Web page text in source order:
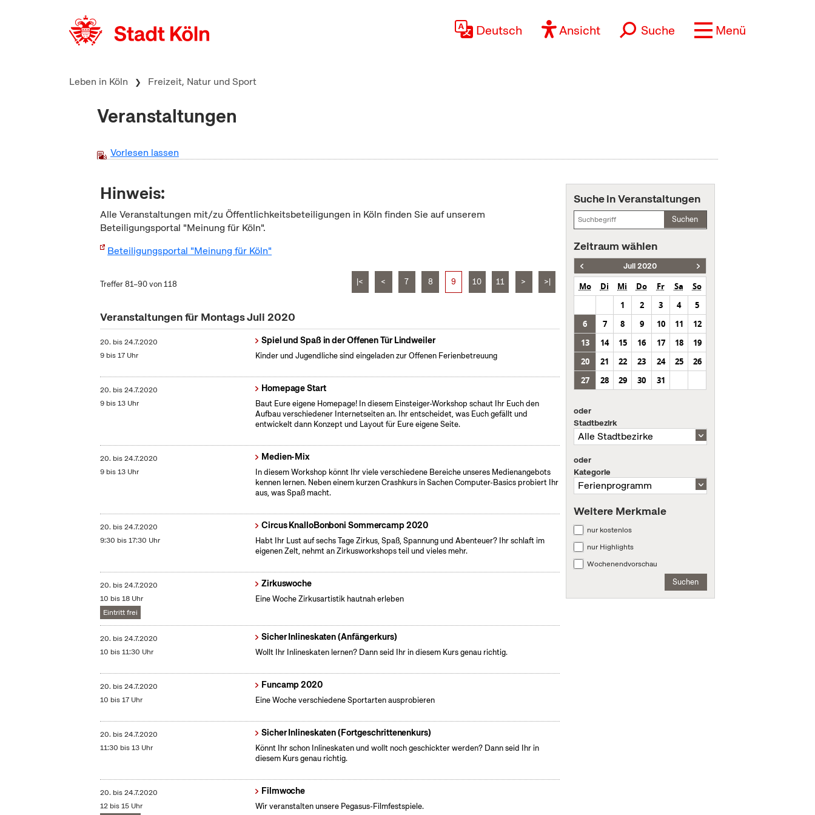
Deutsch Ansicht Suche Menü
Leben in Köln Freizeit, Natur und Sport
Veranstaltungen
Vorlesen lassen
Hinweis:
Alle Veranstaltungen mit/zu Öffentlichkeitsbeteiligungen in Köln finden Sie auf unserem
Beteiligungsportal "Meinung für Köln".
Beteiligungsportal "Meinung für Köln"
Treffer 81–90 von 118 |< < 7 8 9 10 11 > >|
Veranstaltungen für Montags Juli 2020
20. bis24.7.2020
9 bis 17 Uhr
Spiel und Spaß in der Offenen Tür Lindweiler
Kinder und Jugendliche sind eingeladen zur Offenen Ferienbetreuung
20. bis24.7.2020
9 bis 13 Uhr
Homepage Start
Baut Eure eigene Homepage! In diesem Einsteiger-Workshop schaut Ihr Euch den
Aufbau verschiedener Internetseiten an. Ihr entscheidet, was Euch gefällt und
entwickelt dann Konzept und Layout für Eure eigene Seite.
20. bis24.7.2020
9 bis 13 Uhr
Medien-Mix
In diesem Workshop könnt Ihr viele verschiedene Bereiche unseres Medienangebots
kennen lernen. Neben einem kurzen Crashkurs in Sachen Computer-Basics probiert Ihr
aus, was Spaß macht.
20. bis24.7.2020
9:30 bis 17:30 Uhr
Circus KnalloBonboni Sommercamp 2020
Habt Ihr Lust auf sechs Tage Zirkus, Spaß, Spannung und Abenteuer? Ihr schlaft im
eigenen Zelt, nehmt an Zirkusworkshops teil und vieles mehr.
20. bis24.7.2020
10 bis 18 Uhr
Eintritt frei
Zirkuswoche
Eine Woche Zirkusartistik hautnah erleben
20. bis24.7.2020
10 bis 11:30 Uhr
Sicher Inlineskaten (Anfängerkurs)
Wollt Ihr Inlineskaten lernen? Dann seid Ihr in diesem Kurs genau richtig.
20. bis24.7.2020
10 bis 17 Uhr
Funcamp 2020
Eine Woche verschiedene Sportarten ausprobieren
20. bis24.7.2020
11:30 bis 13 Uhr
Sicher Inlineskaten (Fortgeschrittenenkurs)
Könnt Ihr schon Inlineskaten und wollt noch geschickter werden? Dann seid Ihr in
diesem Kurs genau richtig.
20. bis24.7.2020
12 bis 15 Uhr
Filmwoche
Wir veranstalten unsere Pegasus-Filmfestspiele.
Suche in Veranstaltungen
Suchen
Zeitraum wählen
Juli 2020
Mo Di Mi Do Fr Sa
So
1
2 3 4
5
6
7 8 9 10 11
12
13
14 15 16 17 18
19
20
21 22 23 24 25
26
27
28 29 30 31
oder
Stadtbezirk
oder
Kategorie
Weitere Merkmale
nur kostenlos
nur Highlights
Wochenendvorschau
Suchen